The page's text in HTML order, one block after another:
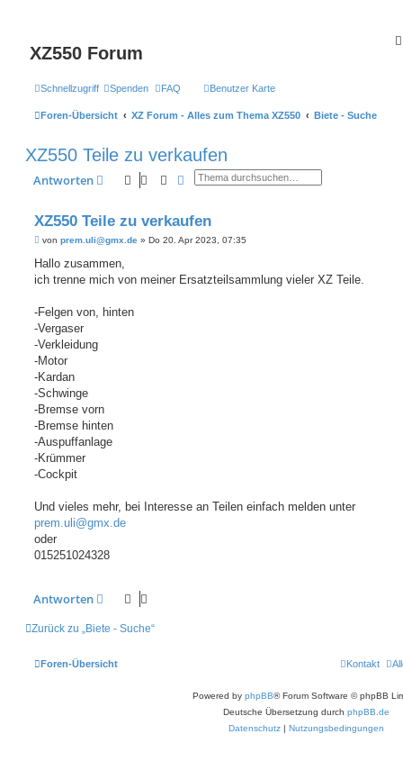
XZ550 Forum
Schnellzugriff Spenden FAQ Benutzer Karte
Foren-Übersicht XZ Forum - Alles zum Thema XZ550 Biete - Suche
XZ550 Teile zu verkaufen
Antworten SucheErweiterte Suche
XZ550 Teile zu verkaufen
B
i
r
von prem.uli@gmx.de » Do 20. Apr 2023, 07:35
Hallo zusammen,
ich trenne mich von meiner Ersatzteilsammlung vieler XZ Teile.
-Felgen von, hinten
-Vergaser
-Verkleidung
-Motor
-Kardan
-Schwinge
-Bremse vorn
-Bremse hinten
-Auspuffanlage
-Krümmer
-Cockpit
Und vieles mehr, bei Interesse an Teilen einfach melden unter
prem.uli@gmx.de
oder
015251024328
Antworten
Zurück zu „Biete - Suche“
Foren-Übersicht Kontakt
Powered by phpBB® Forum Software © phpBB
Deutsche Übersetzung durch phpBB.de
Datenschutz | Nutzungsbedingungen